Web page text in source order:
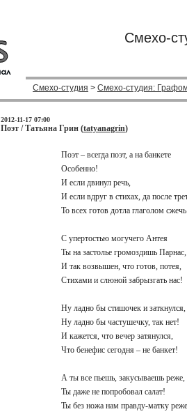
Смехо-
Смехо-студия > Смехо-студия:
2012-11-17 07:00
Поэт / Татьяна Грин (tatyanagrin)
Поэт – всегда поэт, а на банкете
Особенно!
И если двинул речь,
И если вдруг в стихах, да после
То всех готов дотла глаголом
С упертостью могучего Антея
Ты на застолье громоздишь
И так возвышен, что готов, потея,
Стихами и слюной забрызгать нас!
Ну ладно бы стишочек и
Ну ладно бы частушечку, так нет!
И кажется, что вечер затянулся,
Что бенефис сегодня – не банкет!
А ты все пьешь, закусываешь
Ты даже не попробовал салат!
Ты без ножа нам правду-матку